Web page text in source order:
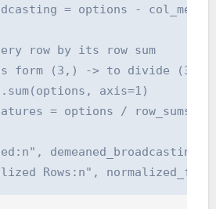
= options - col_means
row by its row sum
form (3,) -> to divide (3,
axis=1)
= options / row_sums(:,
demeaned_broadcasting)
Rows:n",